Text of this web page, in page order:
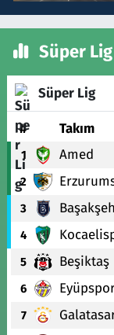
Süper
Süper Lig
# Takım
1 Amed
2
3
4
5 Beşiktaş
6
7